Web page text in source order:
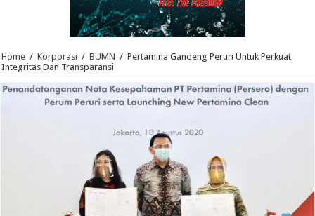
Home / Korporasi / BUMN / Pertamina Gandeng Peruri Untuk Perkuat
Integritas Dan Transparansi